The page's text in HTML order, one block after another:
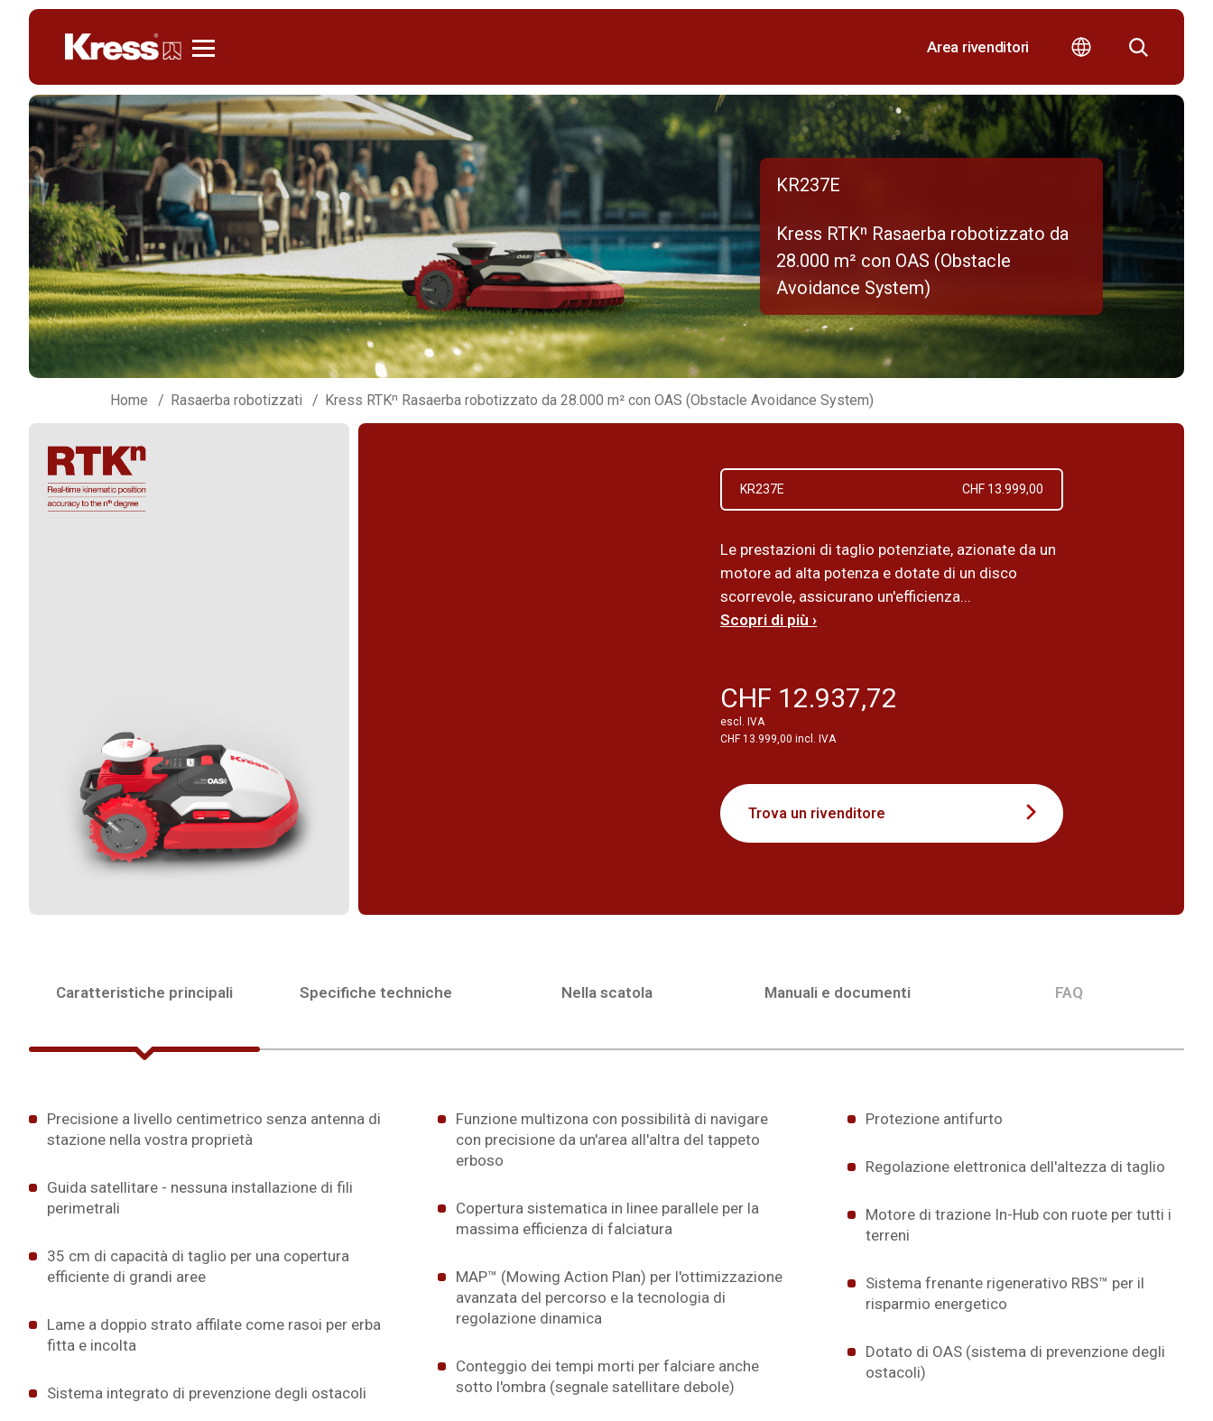
Area rivenditori
KR237E
Kress RTKⁿ Rasaerba robotizzato da
28.000 m² con OAS (Obstacle
Avoidance System)
Home Rasaerba robotizzati Kress RTKⁿ Rasaerba robotizzato da 28.000 m² con OAS (Obstacle Avoidance System)
KR237E CHF 13.999,00
Le prestazioni di taglio potenziate, azionate da un
motore ad alta potenza e dotate di un disco
scorrevole, assicurano un'efficienza...
Scopri di più ›
CHF 12.937,72
escl. IVA
CHF 13.999,00 incl. IVA
Trova un rivenditore
Caratteristiche principali Specifiche techniche Nella scatola Manuali e documenti FAQ
Precisione a livello centimetrico senza antenna di
stazione nella vostra proprietà
Guida satellitare - nessuna installazione di fili
perimetrali
35 cm di capacità di taglio per una copertura
efficiente di grandi aree
Lame a doppio strato affilate come rasoi per erba
fitta e incolta
Sistema integrato di prevenzione degli ostacoli
Funzione multizona con possibilità di navigare
con precisione da un'area all'altra del tappeto
erboso
Copertura sistematica in linee parallele per la
massima efficienza di falciatura
MAP™ (Mowing Action Plan) per l'ottimizzazione
avanzata del percorso e la tecnologia di
regolazione dinamica
Conteggio dei tempi morti per falciare anche
sotto l'ombra (segnale satellitare debole)
Protezione antifurto
Regolazione elettronica dell'altezza di taglio
Motore di trazione In-Hub con ruote per tutti i
terreni
Sistema frenante rigenerativo RBS™ per il
risparmio energetico
Dotato di OAS (sistema di prevenzione degli
ostacoli)